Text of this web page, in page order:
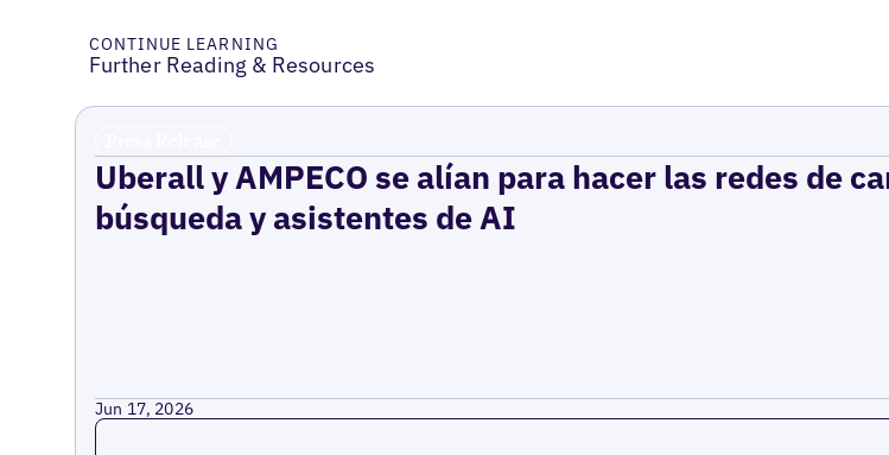
CONTINUE LEARNING
Further Reading & Resources
Uberall y AMPECO se alían para hacer las redes de
búsqueda y asistentes de AI
Jun 17, 2026
Read more